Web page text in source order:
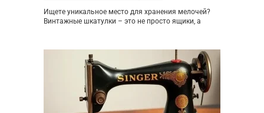
Ищете уникальное место для хранения мелочей?
Винтажные шкатулки – это не просто ящики, а